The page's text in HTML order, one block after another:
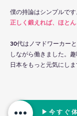
僕の持論はシンプルです
正しく鍛えれば、ほとん
30代はノマドワーカー
しながら働きました。趣
日本をもっと元気にしま
▶︎今すぐ